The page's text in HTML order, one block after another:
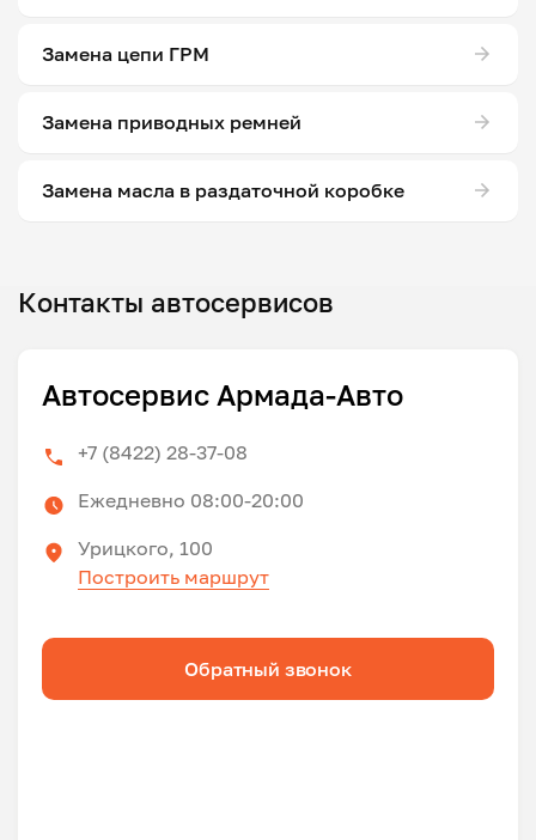
Замена цепи ГРМ
Замена приводных ремней
Замена масла в раздаточной коробке
Контакты автосервисов
Автосервис Армада-Авто
+7 (8422) 28-37-08
Ежедневно 08:00-20:00
Урицкого, 100
Построить маршрут
Обратный звонок